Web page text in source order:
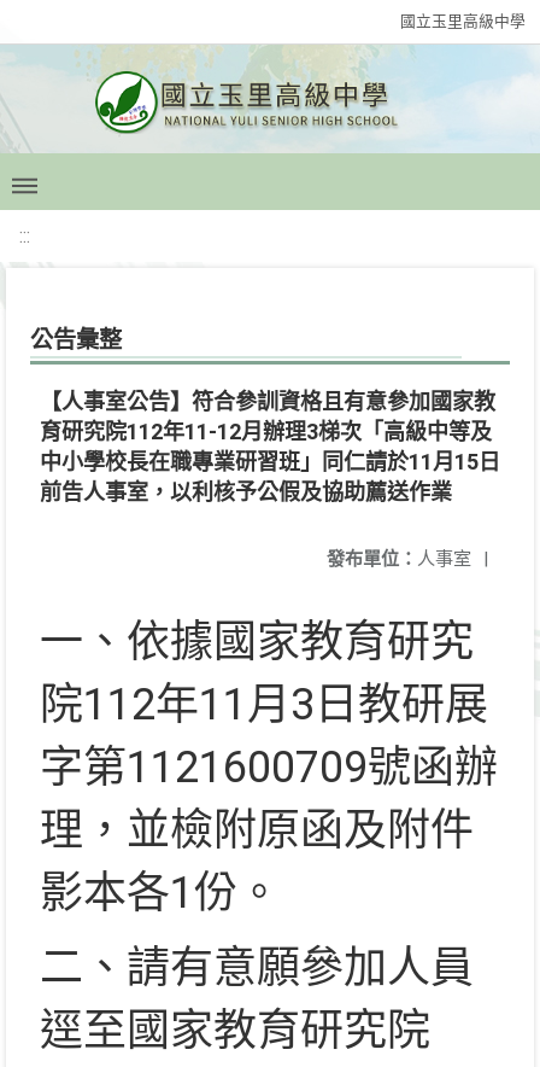
國立玉里高級中學
:::
公告彙整
【人事室公告】符合參訓資格且有意參加國家教
育研究院112年11-12月辦理3梯次「高級中等及
中小學校長在職專業研習班」同仁請於11月15日
前告人事室，以利核予公假及協助薦送作業
發布單位： 人事室 |
一、依據國家教育研究
院112年11月3日教研展
字第1121600709號函辦
理，並檢附原函及附件
影本各1份。
二、請有意願參加人員
逕至國家教育研究院